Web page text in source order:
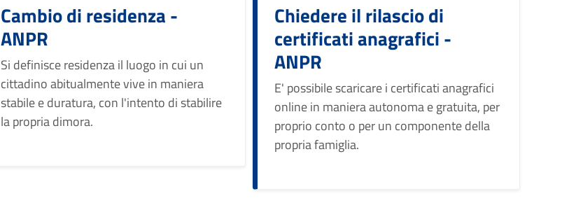
Cambio di residenza -
ANPR
Si definisce residenza il luogo in cui un
cittadino abitualmente vive in maniera
stabile e duratura, con l'intento di stabilire
la propria dimora.
Chiedere il rilascio di
certificati anagrafici -
ANPR
E' possibile scaricare i certificati anagrafici
online in maniera autonoma e gratuita, per
proprio conto o per un componente della
propria famiglia.